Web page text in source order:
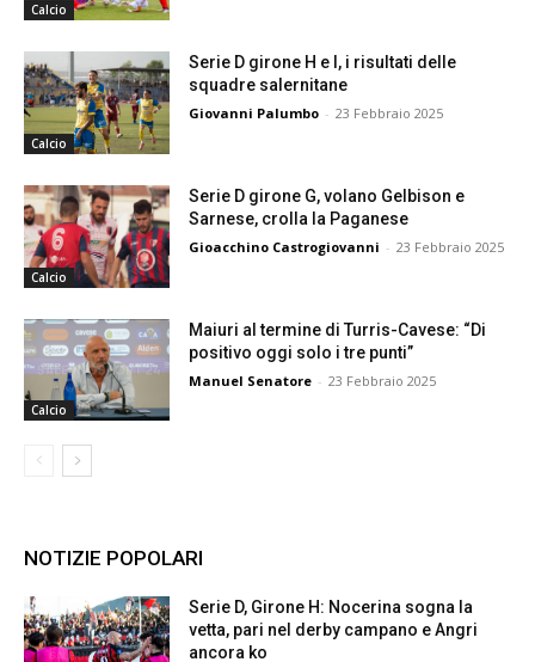
Calcio
Calcio
Serie D girone H e I, i risultati delle
squadre salernitane
Giovanni Palumbo - 23 Febbraio 2025
Calcio
Serie D girone G, volano Gelbison e
Sarnese, crolla la Paganese
Gioacchino Castrogiovanni - 23 Febbraio 2025
Calcio
Maiuri al termine di Turris-Cavese: “Di
positivo oggi solo i tre punti”
Manuel Senatore - 23 Febbraio 2025
NOTIZIE POPOLARI
Serie D, Girone H: Nocerina sogna la
vetta, pari nel derby campano e Angri
ancora ko